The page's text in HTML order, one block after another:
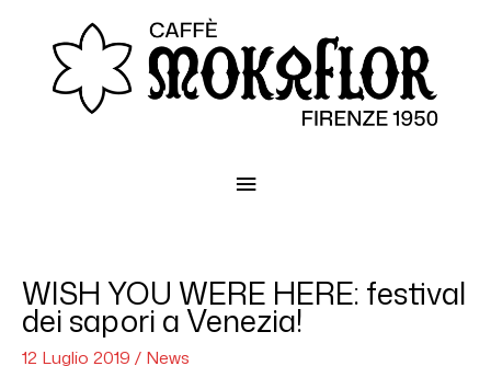
principale
WISH YOU WERE HERE: festival
dei sapori a Venezia!
12 Luglio 2019 / News